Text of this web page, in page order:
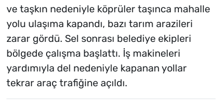
ve taşkın nedeniyle köprüler taşınca mahalle
yolu ulaşıma kapandı, bazı tarım arazileri
zarar gördü. Sel sonrası belediye ekipleri
bölgede çalışma başlattı. İş makineleri
yardımıyla del nedeniyle kapanan yollar
tekrar araç trafiğine açıldı.